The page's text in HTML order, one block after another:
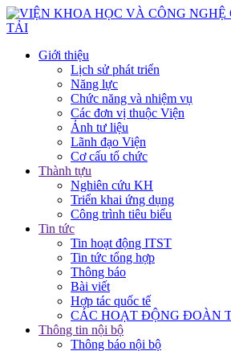
Giới thiệu
Lịch sử phát triển
Năng lực
Chức năng và nhiệm vụ
Các đơn vị thuộc Viện
Ảnh tư liệu
Lãnh đạo Viện
Cơ cấu tổ chức
Thành tựu
Nghiên cứu KH
Triển khai ứng dụng
Công trình tiêu biểu
Tin tức
Tin hoạt động ITST
Tin tức tổng hợp
Thông báo
Bài viết
Hợp tác quốc tế
CÁC HOẠT ĐỘNG ĐOÀN
Thông tin nội bộ
Thông báo nội bộ